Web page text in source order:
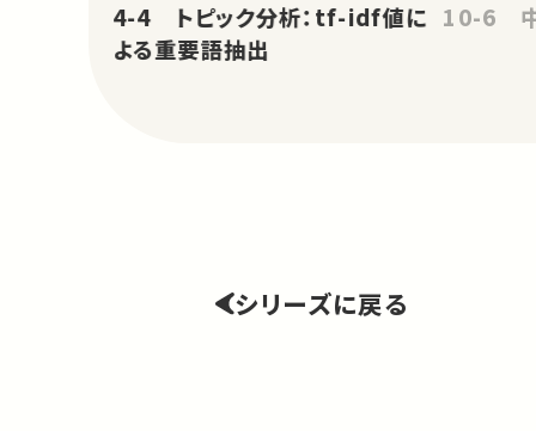
4-4 トピック分析：tf-idf値に
よる重要語抽出
10-6
シリーズに戻る